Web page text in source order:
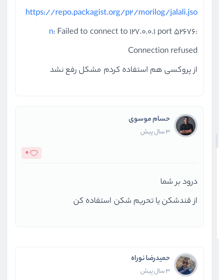
https://repo.packagist.org/p2/morilog/jalali.jso
n: Failed to connect to 127.0.0.1 port 52676:
Connection refused
از پروکسی هم استفاده کردم مشکل رفع نشد
حسام موسوی
3 سال پیش
0
درود بر شما
از قندشکن یا تحریم شکن استفاده کن
حمیدرضا نوراه
3 سال پیش